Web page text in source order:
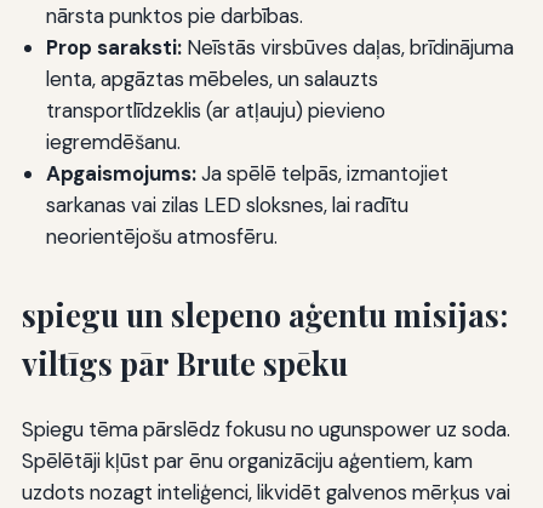
nārsta punktos pie darbības.
Prop saraksti:Neīstās virsbūves daļas, brīdinājuma
lenta, apgāztas mēbeles, un salauzts
transportlīdzeklis (ar atļauju) pievieno
iegremdēšanu.
Apgaismojums:Ja spēlē telpās, izmantojiet
sarkanas vai zilas LED sloksnes, lai radītu
neorientējošu atmosfēru.
spiegu un slepeno aģentu misijas:
viltīgs pār Brute spēku
Spiegu tēma pārslēdz fokusu no ugunspower uz soda.
Spēlētāji kļūst par ēnu organizāciju aģentiem, kam
uzdots nozagt inteliģenci, likvidēt galvenos mērķus vai